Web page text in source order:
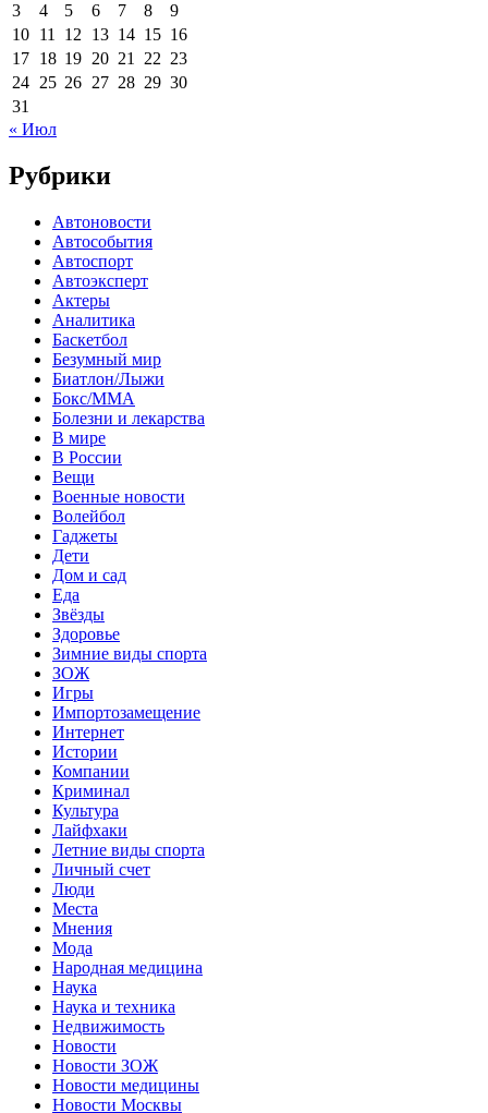
3
4 5 6 7 8
9
10 11 12 13 14 15 16
17 18 19 20 21 22 23
24 25 26 27 28 29 30
31
« Июл
Рубрики
Автоновости
Автособытия
Автоспорт
Автоэксперт
Актеры
Аналитика
Баскетбол
Безумный мир
Биатлон/Лыжи
Бокс/MMA
Болезни и лекарства
В мире
В России
Вещи
Военные новости
Волейбол
Гаджеты
Дети
Дом и сад
Еда
Звёзды
Здоровье
Зимние виды спорта
ЗОЖ
Игры
Импортозамещение
Интернет
Истории
Компании
Криминал
Культура
Лайфхаки
Летние виды спорта
Личный счет
Люди
Места
Мнения
Мода
Народная медицина
Наука
Наука и техника
Недвижимость
Новости
Новости ЗОЖ
Новости медицины
Новости Москвы